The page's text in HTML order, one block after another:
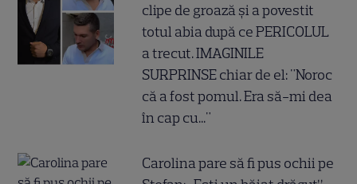
clipe de groază și a povestit
totul abia după ce PERICOLUL
a trecut. IMAGINILE
SURPRINSE chiar de el: "Noroc
că a fost pomul. Era să-mi dea
în cap cu..."
Carolina pare să fi pus ochii pe